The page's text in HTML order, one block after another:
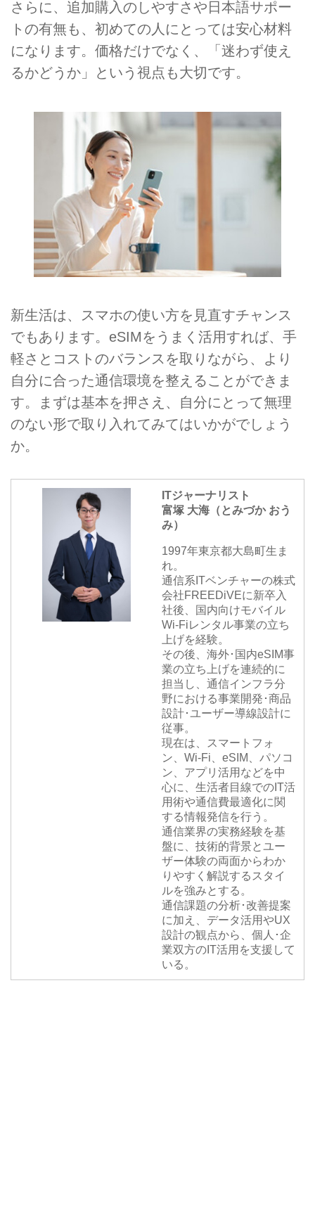
さらに、追加購入のしやすさや日本語サポー
トの有無も、初めての人にとっては安心材料
になります。価格だけでなく、「迷わず使え
るかどうか」という視点も大切です。
新生活は、スマホの使い方を見直すチャンス
でもあります。eSIMをうまく活用すれば、手
軽さとコストのバランスを取りながら、より
自分に合った通信環境を整えることができま
す。まずは基本を押さえ、自分にとって無理
のない形で取り入れてみてはいかがでしょう
か。
ITジャーナリスト
富塚 大海（とみづか おう
み）
1997年東京都大島町生ま
れ。
通信系ITベンチャーの株式
会社FREEDiVEに新卒入
社後、国内向けモバイル
Wi-Fiレンタル事業の立ち
上げを経験。
その後、海外･国内eSIM事
業の立ち上げを連続的に
担当し、通信インフラ分
野における事業開発･商品
設計･ユーザー導線設計に
従事。
現在は、スマートフォ
ン、Wi-Fi、eSIM、パソコ
ン、アプリ活用などを中
心に、生活者目線でのIT活
用術や通信費最適化に関
する情報発信を行う。
通信業界の実務経験を基
盤に、技術的背景とユー
ザー体験の両面からわか
りやすく解説するスタイ
ルを強みとする。
通信課題の分析･改善提案
に加え、データ活用やUX
設計の観点から、個人･企
業双方のIT活用を支援して
いる。